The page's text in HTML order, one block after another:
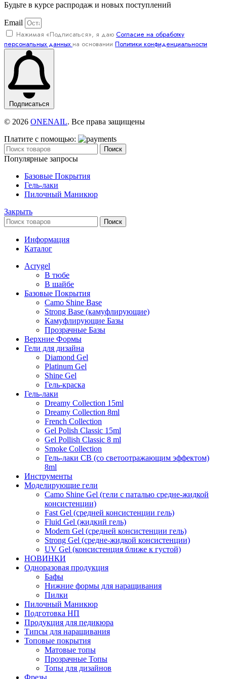
Будьте в курсе распродаж и новых поступлений
Email
Нажимая «Подписаться», я даю Согласие на обработку
персональных данных на основании Политики конфиденциальности
Подписаться
© 2026 ONENAIL. Все права защищены
Платите с помощью:
Поиск
Популярные запросы
Базовые Покрытия
Гель-лаки
Пилочный Маникюр
Закрыть
Поиск
Информация
Каталог
Acrygel
В тюбе
В шайбе
Базовые Покрытия
Camo Shine Base
Strong Base (камуфлирующие)
Камуфлирующие Базы
Прозрачные Базы
Верхние Формы
Гели для дизайна
Diamond Gel
Platinum Gel
Shine Gel
Гель-краска
Гель-лаки
Dreamy Collection 15ml
Dreamy Collection 8ml
French Collection
Gel Polish Classic 15ml
Gel Pollish Classic 8 ml
Smoke Collection
Гель-лаки СВ (со светоотражающим эффектом)
8ml
Инструменты
Моделирующие гели
Camo Shine Gel (гели с паталью средне-жидкой
консистенции)
Fast Gel (средней консистенции гель)
Fluid Gel (жидкий гель)
Modern Gel (средней консистенции гель)
Strong Gel (средне-жидкой консистенции)
UV Gel (консистенция ближе к густой)
НОВИНКИ
Одноразовая продукция
Бафы
Нижние формы для наращивания
Пилки
Пилочный Маникюр
Подготовка НП
Продукция для педикюра
Типсы для наращивания
Топовые покрытия
Матовые топы
Прозрачные Топы
Топы для дизайнов
Фрезы